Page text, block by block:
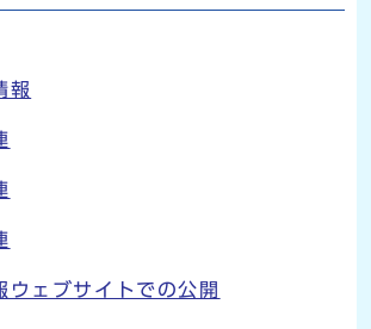
報
ウェブサイトでの公開